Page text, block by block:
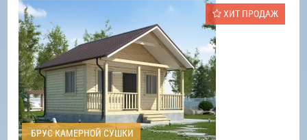
ХИТ ПРОДАЖ
БРУС КАМЕРНОЙ СУШКИ